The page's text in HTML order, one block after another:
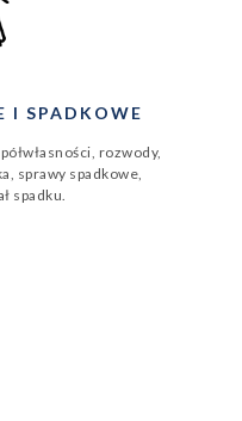
I SPADKOWE
rozwody,
sprawy spadkowe,
spadku.